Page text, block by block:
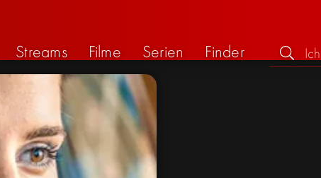
Streams Filme Serien Finder